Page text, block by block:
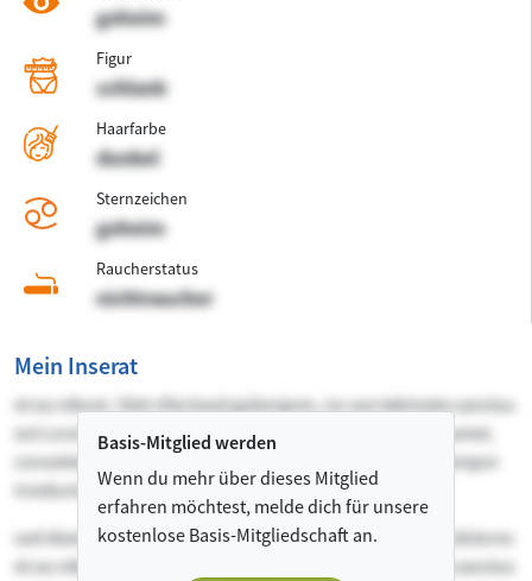
geheim
Figur
schlank
Haarfarbe
dunkel
Sternzeichen
geheim
Raucherstatus
nichtraucher
Basis-Mitglied werden
Wenn du mehr über dieses Mitglied
erfahren möchtest, melde dich für unsere
kostenlose Basis-Mitgliedschaft an.
Mein Inserat
et ea rebum. Stet clita kasd gubergren, no sea takimata sanctus
est Lorem ipsum dolor sit amet. Lorem ipsum dolor sit amet,
consetetur sadipscing elitr, sed diam nonumy eirmod tempor
invidunt ut labore et dolore magna aliquyam erat,
sed diam voluptua. At vero eos et accusam et justo duo dolores
et ea rebum. Stet clita kasd gubergren, no sea takimata sanctus